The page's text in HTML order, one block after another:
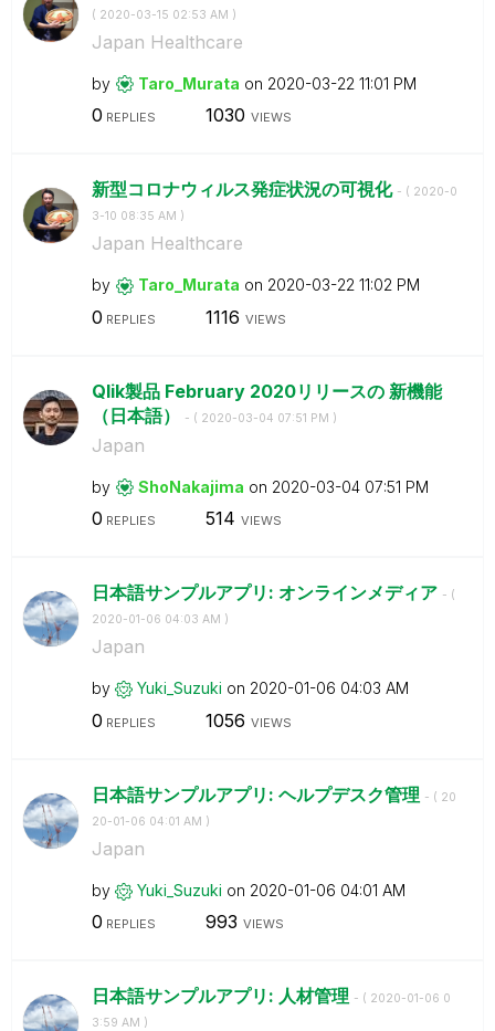
( ‎2020-03-15 02:53 AM )
Japan Healthcare
by Taro_Murata on ‎2020-03-22 11:01 PM
0 REPLIES 1030 VIEWS
新型コロナウィルス発症状況の可視化 - ( ‎2020-0
3-10 08:35 AM )
Japan Healthcare
by Taro_Murata on ‎2020-03-22 11:02 PM
0 REPLIES 1116 VIEWS
Qlik製品 February 2020リリースの 新機能
（日本語）
- ( ‎2020-03-04 07:51 PM )
Japan
by ShoNakajima on ‎2020-03-04 07:51 PM
0 REPLIES 514 VIEWS
日本語サンプルアプリ: オンラインメディア - (
‎2020-01-06 04:03 AM )
Japan
by Yuki_Suzuki on ‎2020-01-06 04:03 AM
0 REPLIES 1056 VIEWS
日本語サンプルアプリ: ヘルプデスク管理 - ( ‎20
20-01-06 04:01 AM )
Japan
by Yuki_Suzuki on ‎2020-01-06 04:01 AM
0 REPLIES 993 VIEWS
日本語サンプルアプリ: 人材管理 - ( ‎2020-01-06 0
3:59 AM )